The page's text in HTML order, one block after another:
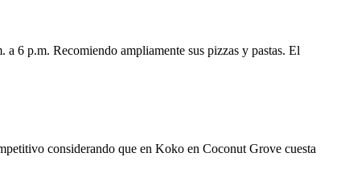
6 p.m. Recomiendo ampliamente sus pizzas y pastas. El
considerando que en Koko en Coconut Grove cuesta